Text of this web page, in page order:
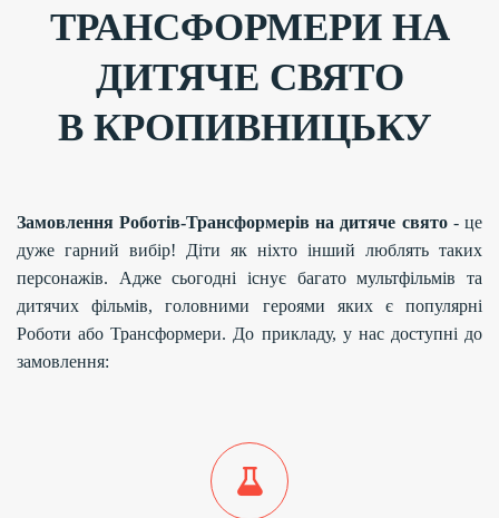
ТРАНСФОРМЕРИ НА
ДИТЯЧЕ СВЯТО
В КРОПИВНИЦЬКУ
Замовлення Роботів-Трансформерів на дитяче свято- це
дуже гарний вибір! Діти як ніхто інший люблять таких
персонажів. Адже сьогодні існує багато мультфільмів та
дитячих фільмів, головними героями яких є популярні
Роботи або Трансформери. До прикладу, у нас доступні до
замовлення: